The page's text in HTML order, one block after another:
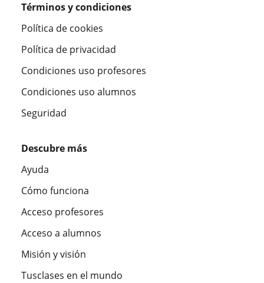
Términos y condiciones
Política de cookies
Política de privacidad
Condiciones uso profesores
Condiciones uso alumnos
Seguridad
Descubre más
Ayuda
Cómo funciona
Acceso profesores
Acceso a alumnos
Misión y visión
Tusclases en el mundo